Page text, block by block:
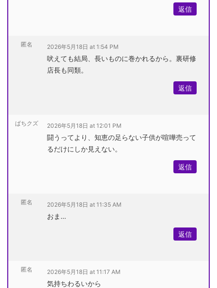
返信
匿名 2026年5月18日 at 1:54 PM
吠えても結局、長いものに巻かれるから。裏研修
店長も同類。
返信
ぱちクズ 2026年5月18日 at 12:01 PM
闘うってより、知恵の足らない子供が喧嘩売って
るだけにしか見えない。
返信
匿名 2026年5月18日 at 11:35 AM
おま…
返信
匿名 2026年5月18日 at 11:17 AM
気持ちわるいから